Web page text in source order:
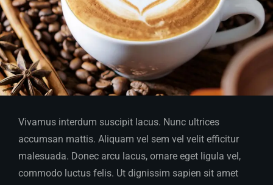
Vivamus interdum suscipit lacus. Nunc ultrices
accumsan mattis. Aliquam vel sem vel velit efficitur
malesuada. Donec arcu lacus, ornare eget ligula vel,
commodo luctus felis. Ut dignissim sapien sit amet